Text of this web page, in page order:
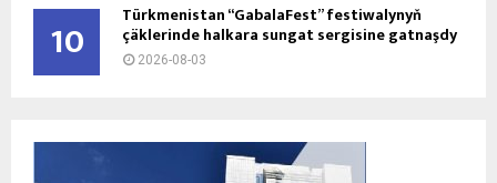
10 Türkmenistan “GabalaFest” festiwalynyň
çäklerinde halkara sungat sergisine gatnaşdy
2026-08-03